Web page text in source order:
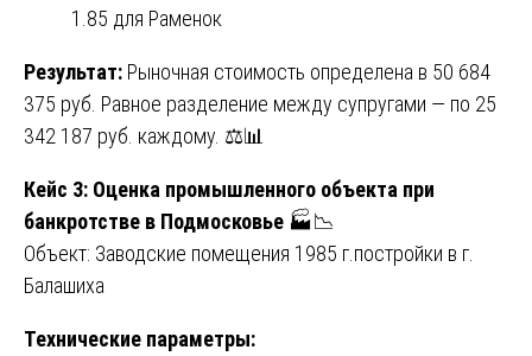
1.85 для Раменок
Результат: Рыночная стоимость определена в 50 684
375 руб. Равное разделение между супругами — по 25
342 187 руб. каждому. ⚖️📊
Кейс 3: Оценка промышленного объекта при
банкротстве в Подмосковье 🏭📉
Объект: Заводские помещения 1985 г.постройки в г.
Балашиха
Технические параметры: